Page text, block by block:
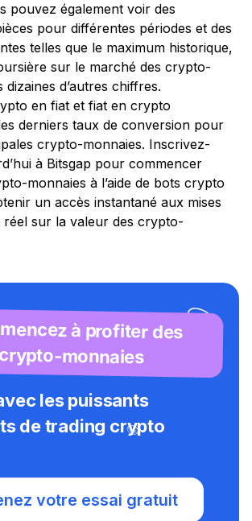
pouvez également voir des
pour différentes périodes et des
telles que le maximum historique,
sur le marché des crypto-
dizaines d’autres chiffres.
en fiat et fiat en crypto
derniers taux de conversion pour
crypto-monnaies. Inscrivez-
à Bitsgap pour commencer
monnaies à l’aide de bots crypto
un accès instantané aux mises
réel sur la valeur des crypto-
à profiter des
crypto-monnaies
les puissants
de trading crypto
votre essai gratuit